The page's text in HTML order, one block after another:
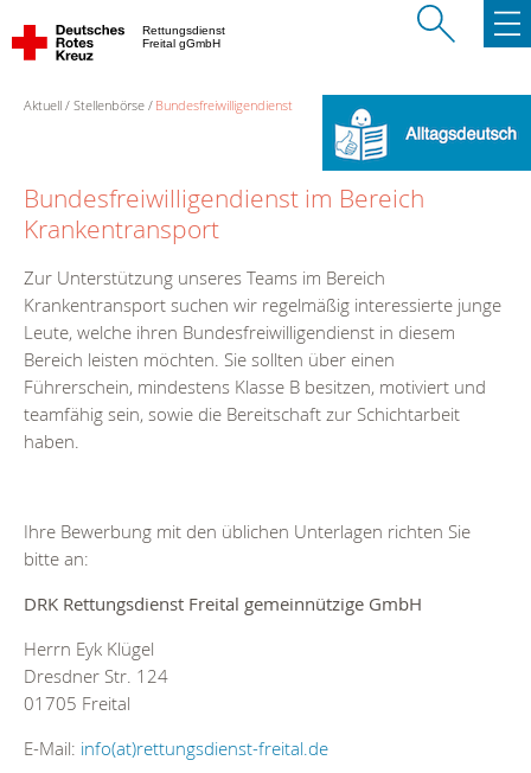
Rettungsdienst
Freital gGmbH
Aktuell Stellenbörse Bundesfreiwilligendienst
Bundesfreiwilligendienst im Bereich
Krankentransport
Zur Unterstützung unseres Teams im Bereich
Krankentransport suchen wir regelmäßig interessierte junge
Leute, welche ihren Bundesfreiwilligendienst in diesem
Bereich leisten möchten. Sie sollten über einen
Führerschein, mindestens Klasse B besitzen, motiviert und
teamfähig sein, sowie die Bereitschaft zur Schichtarbeit
haben.
Ihre Bewerbung mit den üblichen Unterlagen richten Sie
bitte an:
DRK Rettungsdienst Freital gemeinnützige GmbH
Herrn Eyk Klügel
Dresdner Str. 124
01705 Freital
E-Mail: info(at)rettungsdienst-freital.de